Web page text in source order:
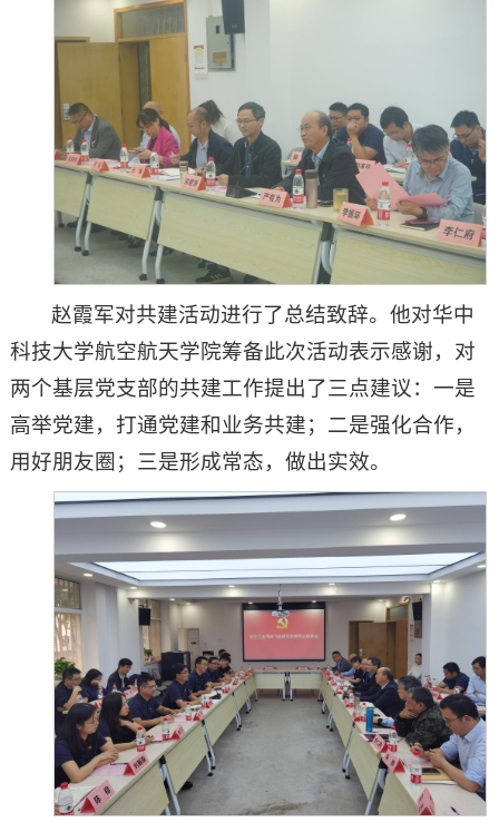
赵霞军对共建活动进行了总结致辞。他对华中
科技大学航空航天学院筹备此次活动表示感谢，对
两个基层党支部的共建工作提出了三点建议：一是
高举党建，打通党建和业务共建；二是强化合作，
用好朋友圈；三是形成常态，做出实效。